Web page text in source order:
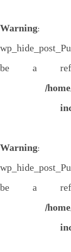
Warning:
be a
/
Warning:
be a
/